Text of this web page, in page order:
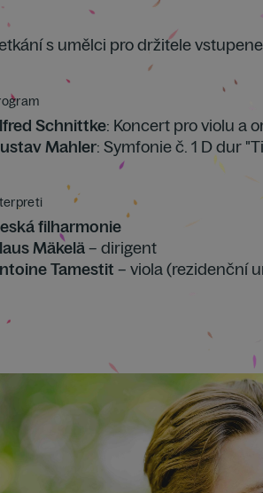
s umělci pro držitele
Schnittke: Koncert pro violu a
Mahler: Symfonie č. 1 D dur
filharmonie
Mäkelä– dirigent
Tamestit – viola (rezidenční